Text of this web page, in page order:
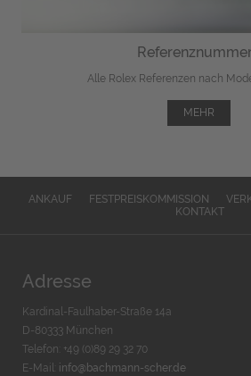
Alle Rolex Referenzen nach
MEHR
ANKAUF FESTPREISKOMMISSION
KONTAKT
Adresse
Kardinal-Faulhaber-Straße 14a
D-80333 München
Telefon: +49 (0)89 29 32 70
E-Mail: info@bachmann-scher.de